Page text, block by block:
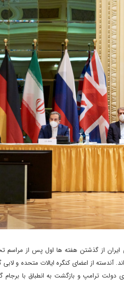
ایران از گذشتن هفته ها اول پس از مراسم
شده اند. آندسته از اعضای کنگره ایالات
دولت ترامپ و بازگشت به انطباق با